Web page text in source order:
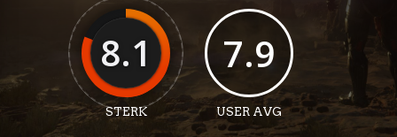
8.1
STERK
7.9
USER AVG